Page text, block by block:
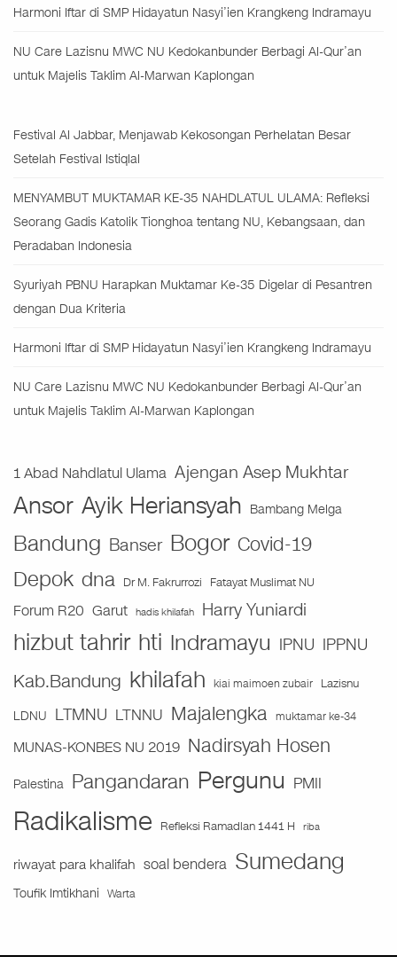
Harmoni Iftar di SMP Hidayatun Nasyi’ien Krangkeng Indramayu
NU Care Lazisnu MWC NU Kedokanbunder Berbagi Al-Qur’an
untuk Majelis Taklim Al-Marwan Kaplongan
Festival Al Jabbar, Menjawab Kekosongan Perhelatan Besar
Setelah Festival Istiqlal
MENYAMBUT MUKTAMAR KE-35 NAHDLATUL ULAMA: Refleksi
Seorang Gadis Katolik Tionghoa tentang NU, Kebangsaan, dan
Peradaban Indonesia
Syuriyah PBNU Harapkan Muktamar Ke-35 Digelar di Pesantren
dengan Dua Kriteria
Harmoni Iftar di SMP Hidayatun Nasyi’ien Krangkeng Indramayu
NU Care Lazisnu MWC NU Kedokanbunder Berbagi Al-Qur’an
untuk Majelis Taklim Al-Marwan Kaplongan
1 Abad Nahdlatul Ulama Ajengan Asep Mukhtar
Ansor Ayik Heriansyah Bambang Melga
Bandung Banser Bogor Covid-19
Depok dna Dr M. Fakrurrozi Fatayat Muslimat NU
Forum R20 Garut hadis khilafah Harry Yuniardi
hizbut tahrir hti Indramayu IPNU IPPNU
Kab.Bandung khilafah kiai maimoen zubair
Lazisnu
LDNU LTMNU LTNNU Majalengka muktamar ke-34
MUNAS-KONBES NU 2019 Nadirsyah Hosen
Palestina Pangandaran Pergunu PMII
Radikalisme Refleksi Ramadlan 1441 H riba
riwayat para khalifah soal bendera Sumedang
Toufik Imtikhani Warta